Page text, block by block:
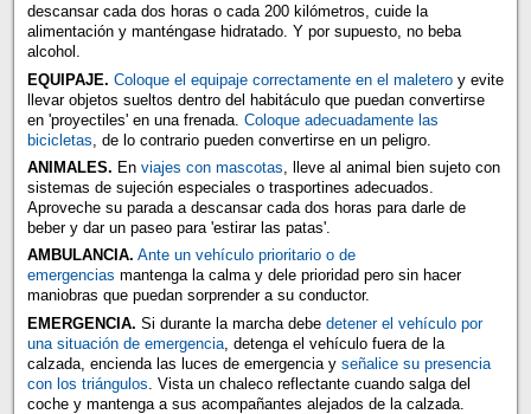
descansar cada dos horas o cada 200 kilómetros, cuide la
alimentación y manténgase hidratado. Y por supuesto, no beba
alcohol.
EQUIPAJE. Coloque el equipaje correctamente en el maleteroy evite
llevar objetos sueltos dentro del habitáculo que puedan convertirse
en 'proyectiles' en una frenada. Coloque adecuadamente las
bicicletas , de lo contrario pueden convertirse en un peligro.
ANIMALES. En viajes con mascotas, lleve al animal bien sujeto con
sistemas de sujeción especiales o trasportines adecuados.
Aproveche su parada a descansar cada dos horas para darle de
beber y dar un paseo para 'estirar las patas'.
AMBULANCIA. Ante un vehículo prioritario o de
emergencias mantenga la calma y dele prioridad pero sin hacer
maniobras que puedan sorprender a su conductor.
EMERGENCIA. Si durante la marcha debe detener el vehículo por
una situación de emergencia, detenga el vehículo fuera de la
calzada, encienda las luces de emergencia y señalice su presencia
con los triángulos . Vista un chaleco reflectante cuando salga del
coche y mantenga a sus acompañantes alejados de la calzada.